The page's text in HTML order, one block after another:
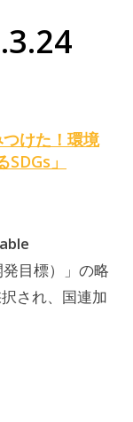
けた！環境
SDGs 」
発目標）」の略
され、国連加